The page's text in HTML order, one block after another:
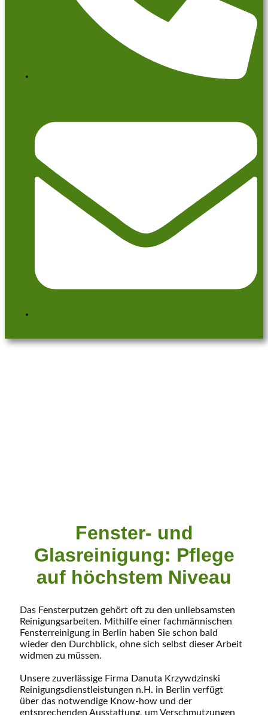
Fenster- und
Glasreinigung: Pflege
auf höchstem Niveau
Das Fensterputzen gehört oft zu den unliebsamsten
Reinigungsarbeiten. Mithilfe einer fachmännischen
Fensterreinigung in Berlin haben Sie schon bald
wieder den Durchblick, ohne sich selbst dieser Arbeit
widmen zu müssen.
Unsere zuverlässige Firma Danuta Krzywdzinski
Reinigungsdienst­leistungen n.H. in Berlin verfügt
über das notwendige Know-how und der
entsprechenden Ausstattung, um Verschmutzungen